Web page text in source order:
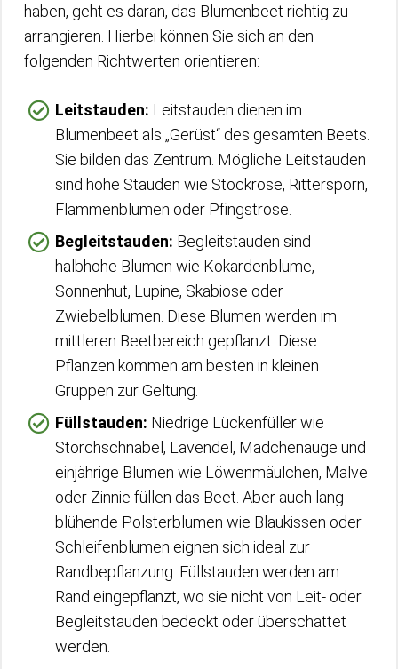
haben, geht es daran, das Blumenbeet richtig zu
arrangieren. Hierbei können Sie sich an den
folgenden Richtwerten orientieren:
Leitstauden: Leitstauden dienen im
Blumenbeet als „Gerüst“ des gesamten Beets.
Sie bilden das Zentrum. Mögliche Leitstauden
sind hohe Stauden wie Stockrose, Rittersporn,
Flammenblumen oder Pfingstrose.
Begleitstauden: Begleitstauden sind
halbhohe Blumen wie Kokardenblume,
Sonnenhut, Lupine, Skabiose oder
Zwiebelblumen. Diese Blumen werden im
mittleren Beetbereich gepflanzt. Diese
Pflanzen kommen am besten in kleinen
Gruppen zur Geltung.
Füllstauden: Niedrige Lückenfüller wie
Storchschnabel, Lavendel, Mädchenauge und
einjährige Blumen wie Löwenmäulchen, Malve
oder Zinnie füllen das Beet. Aber auch lang
blühende Polsterblumen wie Blaukissen oder
Schleifenblumen eignen sich ideal zur
Randbepflanzung. Füllstauden werden am
Rand eingepflanzt, wo sie nicht von Leit- oder
Begleitstauden bedeckt oder überschattet
werden.